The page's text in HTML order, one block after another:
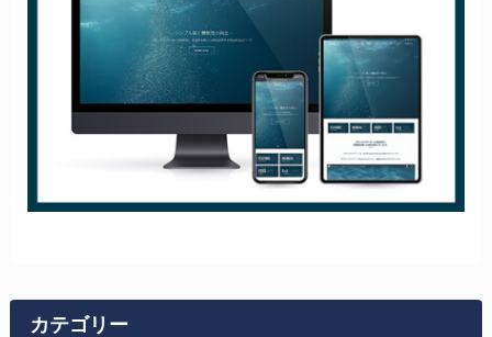
カテゴリー